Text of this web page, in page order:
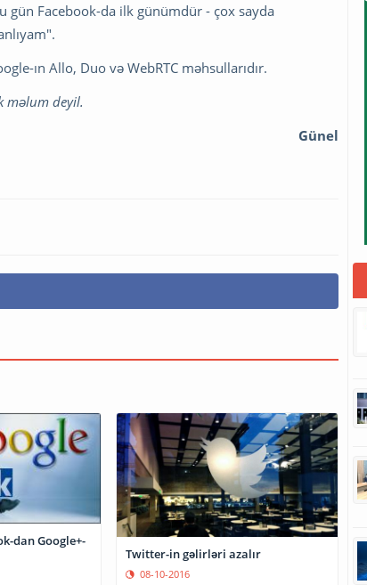
gün Facebook-da ilk günümdür - çox sayda
ın Allo, Duo və WebRTC məhsullarıdır.
məlum deyil.
Günel
dan Google+-
Twitter-in gəlirləri azalır
08-10-2016